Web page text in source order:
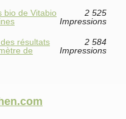
bio de Vitabio
2 525
Impressions
résultats
de
2 584
Impressions